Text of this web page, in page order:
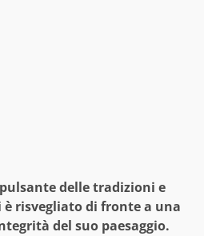
delle tradizioni e
risvegliato di fronte a una
del suo paesaggio.